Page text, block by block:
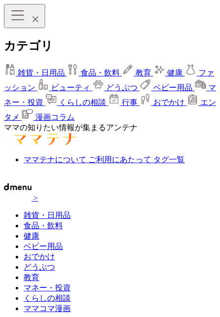
カテゴリ
雑貨・日用品 食品・飲料 教育 健康
ファ
ッション
ビューティ どうぶつ ベビー用品
マ
ネー・投資
くらしの相談 行事 おでかけ
エン
タメ
漫画コラム
ママの知りたい情報が集まるアンテナ
ママテナについて ご利用にあたって タグ一覧
>
雑貨・日用品
食品・飲料
健康
ベビー用品
おでかけ
どうぶつ
教育
マネー・投資
くらしの相談
ママコマ漫画